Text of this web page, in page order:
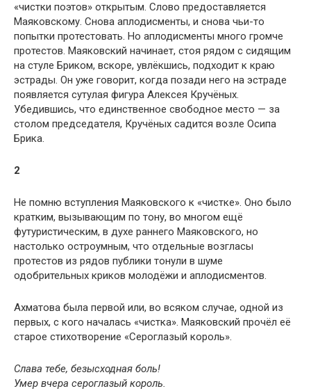
«чистки поэтов» открытым. Слово предоставляется
Маяковскому. Снова аплодисменты, и снова чьи-то
попытки протестовать. Но аплодисменты много громче
протестов. Маяковский начинает, стоя рядом с сидящим
на стуле Бриком, вскоре, увлёкшись, подходит к краю
эстрады. Он уже говорит, когда позади него на эстраде
появляется сутулая фигура Алексея Кручёных.
Убедившись, что единственное свободное место — за
столом председателя, Кручёных садится возле Осипа
Брика.
2
Не помню вступления Маяковского к «чистке». Оно было
кратким, вызывающим по тону, во многом ещё
футуристическим, в духе раннего Маяковского, но
настолько остроумным, что отдельные возгласы
протестов из рядов публики тонули в шуме
одобрительных криков молодёжи и аплодисментов.
Ахматова была первой или, во всяком случае, одной из
первых, с кого началась «чистка». Маяковский прочёл её
старое стихотворение «Сероглазый король».
Слава тебе, безысходная боль!
Умер вчера сероглазый король.